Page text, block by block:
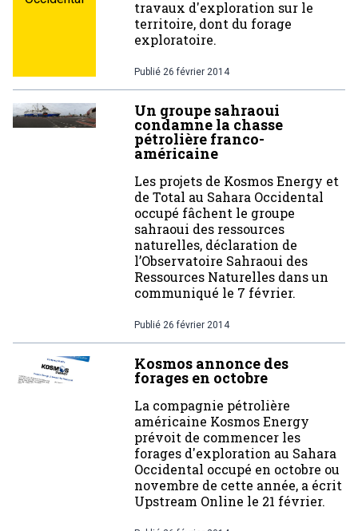
travaux d'exploration sur le
territoire, dont du forage
exploratoire.
Publié 26 février 2014
Un groupe sahraoui
condamne la chasse
pétrolière franco-
américaine
Les projets de Kosmos Energy et
de Total au Sahara Occidental
occupé fâchent le groupe
sahraoui des ressources
naturelles, déclaration de
l’Observatoire Sahraoui des
Ressources Naturelles dans un
communiqué le 7 février.
Publié 26 février 2014
Kosmos annonce des
forages en octobre
La compagnie pétrolière
américaine Kosmos Energy
prévoit de commencer les
forages d'exploration au Sahara
Occidental occupé en octobre ou
novembre de cette année, a écrit
Upstream Online le 21 février.